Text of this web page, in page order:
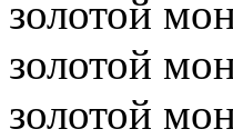
золотой
золотой
золотой